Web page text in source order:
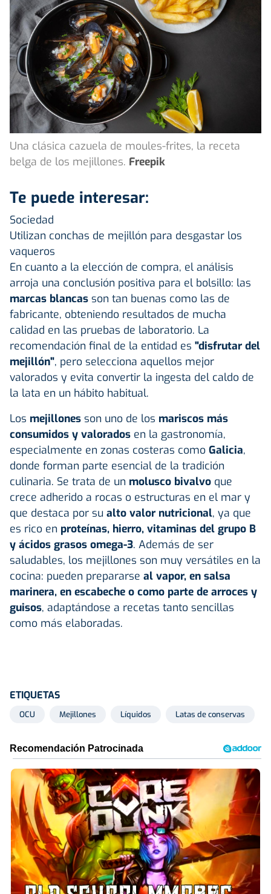
Una clásica cazuela de moules-frites, la receta
belga de los mejillones. Freepik
Te puede interesar:
Sociedad
Utilizan conchas de mejillón para desgastar los
vaqueros
En cuanto a la elección de compra, el análisis
arroja una conclusión positiva para el bolsillo: las
marcas blancas son tan buenas como las de
fabricante, obteniendo resultados de mucha
calidad en las pruebas de laboratorio. La
recomendación final de la entidad es "disfrutar del
mejillón", pero selecciona aquellos mejor
valorados y evita convertir la ingesta del caldo de
la lata en un hábito habitual.
Los mejillones son uno de los mariscos más
consumidos y valorados en la gastronomía,
especialmente en zonas costeras como Galicia,
donde forman parte esencial de la tradición
culinaria. Se trata de un molusco bivalvo que
crece adherido a rocas o estructuras en el mar y
que destaca por su alto valor nutricional, ya que
es rico en proteínas, hierro, vitaminas del grupo B
y ácidos grasos omega-3. Además de ser
saludables, los mejillones son muy versátiles en la
cocina: pueden prepararse al vapor, en salsa
marinera, en escabeche o como parte de arroces y
guisos, adaptándose a recetas tanto sencillas
como más elaboradas.
ETIQUETAS
OCU Mejillones Líquidos Latas de conservas